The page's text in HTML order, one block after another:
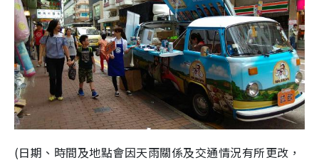
(日期、時間及地點會因天雨關係及交通情況有所更改，